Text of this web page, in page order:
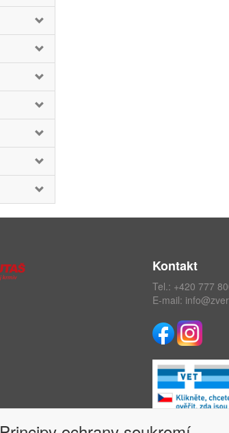
Kontakt
Tel.: +420 777
E-mail: